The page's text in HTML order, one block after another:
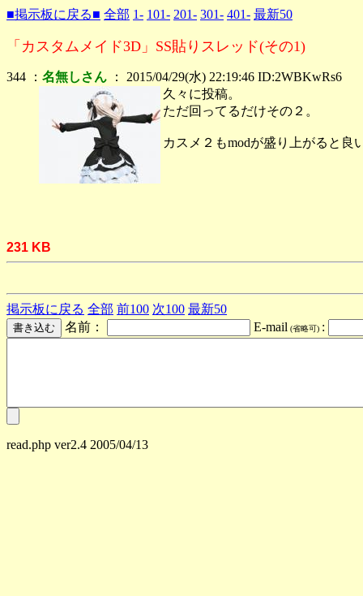
■掲示板に戻る■ 全部 1- 101- 201- 301- 401- 最新50
「カスタムメイド3D」SS貼りスレッド(その1)
344 ： 名無しさん ： 2015/04/29(水) 22:19:46 ID:2WBKwRs6
久々に投稿。
ただ回ってるだけその２。
カスメ２もmodが盛り上がると良
231 KB
掲示板に戻る 全部 前100 次100 最新50
名前：
E-mail (省略可) :
read.php ver2.4 2005/04/13